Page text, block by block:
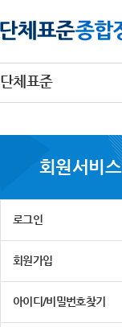
단체표준
회원서비스
로그인
회원가입
아이디/비밀번호찾기